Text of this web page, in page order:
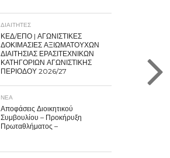
ΔΙΑΙΤΗΤΕΣ
ΚΕΔ/ΕΠΟ | ΑΓΩΝΙΣΤΙΚΕΣ
ΔΟΚΙΜΑΣΙΕΣ ΑΞΙΩΜΑΤΟΥΧΩΝ
ΔΙΑΙΤΗΣΙΑΣ ΕΡΑΣΙΤΕΧΝΙΚΩΝ
ΚΑΤΗΓΟΡΙΩΝ ΑΓΩΝΙΣΤΙΚΗΣ
ΠΕΡΙΟΔΟΥ 2026/27
ΝΕΑ
Αποφάσεις Διοικητικού
Συμβουλίου – Προκήρυξη
Πρωταθλήματος –